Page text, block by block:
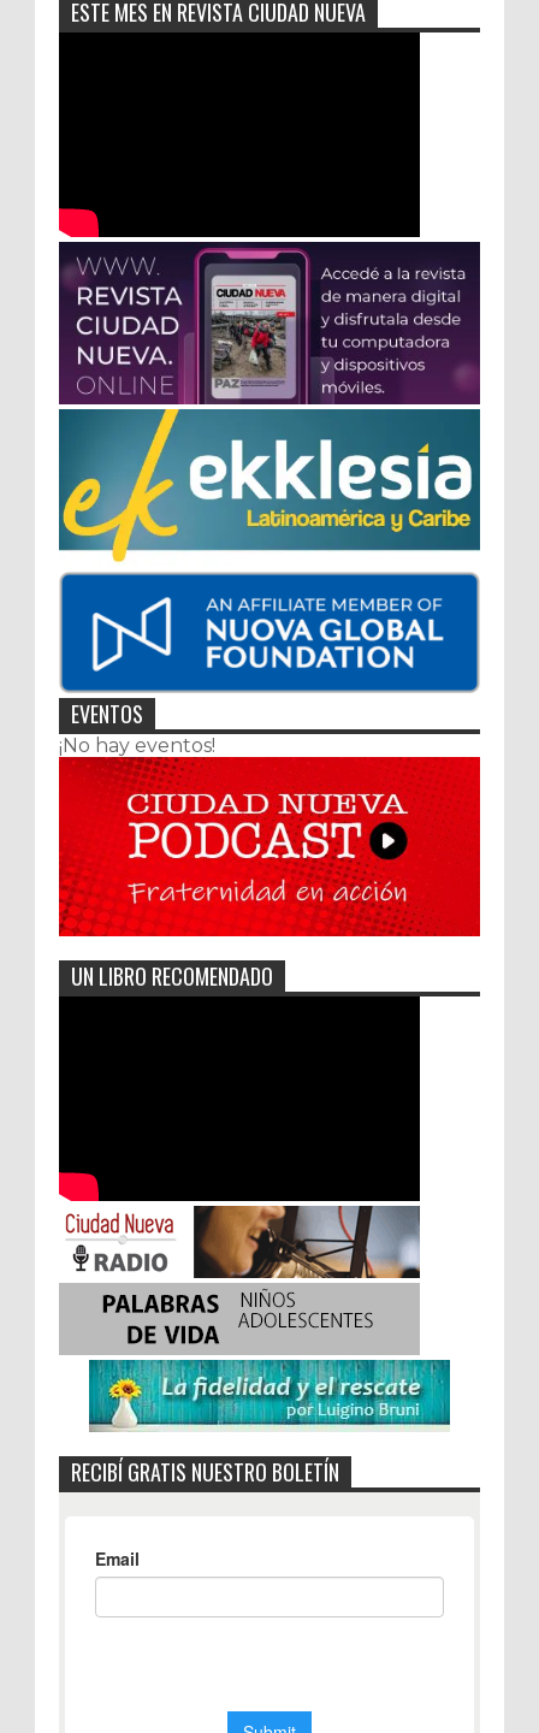
ESTE MES EN REVISTA CIUDAD NUEVA
EVENTOS
¡No hay eventos!
UN LIBRO RECOMENDADO
RECIBÍ GRATIS NUESTRO BOLETÍN